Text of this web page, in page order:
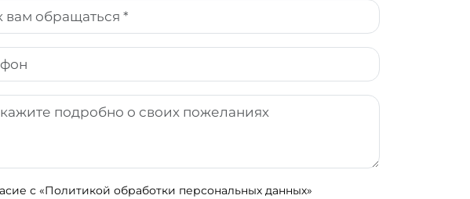
с «Политикой обработки персональных данных»